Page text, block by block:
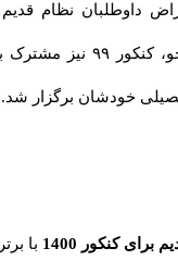
نظام قدیم بر
اساس مصوبه شورای سنجش و پذیرش دانشجو، کنکور ۹۹ نیز مشترک بین
خودشان برگزار شد.
کنکور 1400 با برترین